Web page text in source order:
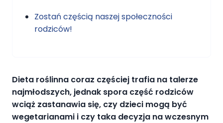
Zostań częścią naszej społeczności
rodziców!
Dieta roślinna coraz częściej trafia na talerze
najmłodszych, jednak spora część rodziców
wciąż zastanawia się, czy dzieci mogą być
wegetarianami i czy taka decyzja na wczesnym